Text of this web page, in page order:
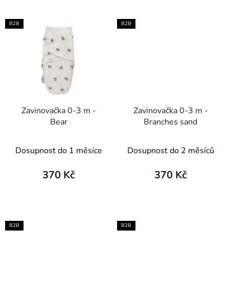
B2B
Zavinovačka 0-3 m -
Bear
Dosupnost do 1 měsíce
370 Kč
B2B
Zavinovačka 0-3 m -
Branches sand
Dosupnost do 2 měsíců
370 Kč
B2B B2B